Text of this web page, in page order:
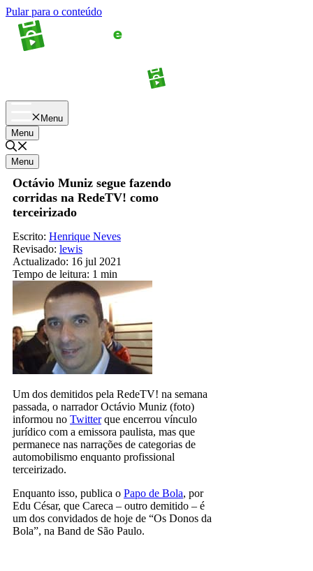
Pular para o conteúdo
Menu
Menu
Menu
Octávio Muniz segue fazendo
corridas na RedeTV! como
terceirizado
Escrito: Henrique Neves
Revisado: lewis
Actualizado: 16 jul 2021
Tempo de leitura: 1 min
Um dos demitidos pela RedeTV! na semana
passada, o narrador Octávio Muniz (foto)
informou no Twitterque encerrou vínculo
jurídico com a emissora paulista, mas que
permanece nas narrações de categorias de
automobilismo enquanto profissional
terceirizado.
Enquanto isso, publica o Papo de Bola, por
Edu César, que Careca – outro demitido – é
um dos convidados de hoje de “Os Donos da
Bola”, na Band de São Paulo.